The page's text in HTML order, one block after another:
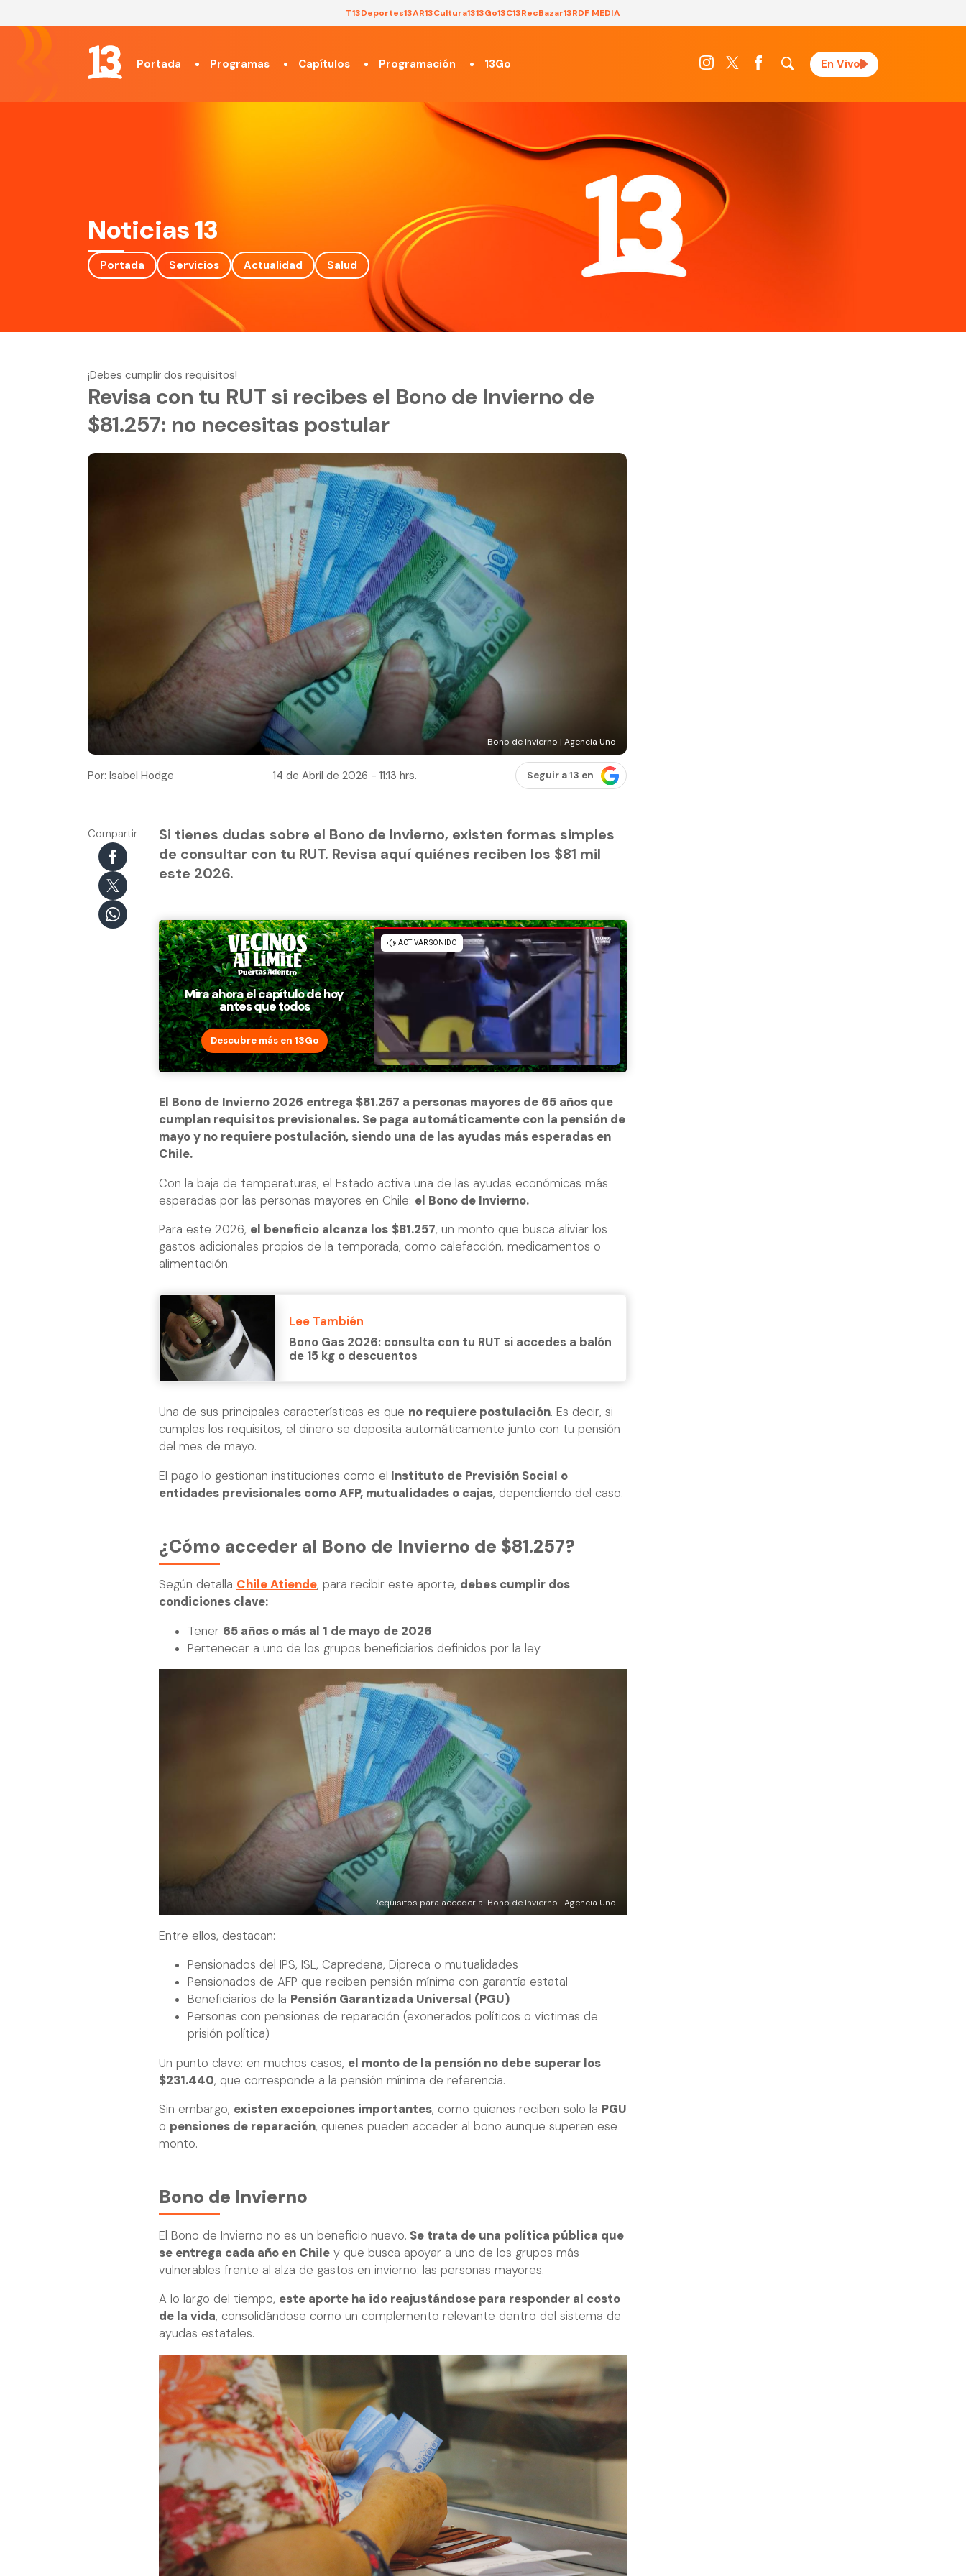
T13Deportes13AR13Cultura1313Go13C13RecBazar13RDF MEDIA
Portada Programas Capítulos Programación 13Go En Vivo
Noticias 13
Portada Servicios Actualidad Salud
¡Debes cumplir dos requisitos!
Revisa con tu RUT si recibes el Bono de Invierno de
$81.257: no necesitas postular
Bono de Invierno | Agencia Uno
Por: Isabel Hodge 14 de Abril de 2026 - 11:13 hrs. Seguir a 13 en
Compartir
Si tienes dudas sobre el Bono de Invierno, existen formas simples
de consultar con tu RUT. Revisa aquí quiénes reciben los $81 mil
este 2026.
Descubre más en 13Go
El Bono de Invierno 2026 entrega $81.257 a personas mayores de 65 años que
cumplan requisitos previsionales. Se paga automáticamente con la pensión de
mayo y no requiere postulación, siendo una de las ayudas más esperadas en
Chile.
Con la baja de temperaturas, el Estado activa una de las ayudas económicas más
esperadas por las personas mayores en Chile: el Bono de Invierno.
Para este 2026, el beneficio alcanza los $81.257, un monto que busca aliviar los
gastos adicionales propios de la temporada, como calefacción, medicamentos o
alimentación.
Lee También
Bono Gas 2026: consulta con tu RUT si accedes a balón
de 15 kg o descuentos
Una de sus principales características es que no requiere postulación. Es decir, si
cumples los requisitos, el dinero se deposita automáticamente junto con tu pensión
del mes de mayo.
El pago lo gestionan instituciones como el Instituto de Previsión Social o
entidades previsionales como AFP, mutualidades o cajas, dependiendo del caso.
¿Cómo acceder al Bono de Invierno de $81.257?
Según detalla Chile Atiende, para recibir este aporte, debes cumplir dos
condiciones clave:
Tener 65 años o más al 1 de mayo de 2026
Pertenecer a uno de los grupos beneficiarios definidos por la ley
Requisitos para acceder al Bono de Invierno | Agencia Uno
Entre ellos, destacan:
Pensionados del IPS, ISL, Capredena, Dipreca o mutualidades
Pensionados de AFP que reciben pensión mínima con garantía estatal
Beneficiarios de la Pensión Garantizada Universal (PGU)
Personas con pensiones de reparación (exonerados políticos o víctimas de
prisión política)
Un punto clave: en muchos casos, el monto de la pensión no debe superar los
$231.440, que corresponde a la pensión mínima de referencia.
Sin embargo, existen excepciones importantes, como quienes reciben solo la PGU
o pensiones de reparación, quienes pueden acceder al bono aunque superen ese
monto.
Bono de Invierno
El Bono de Invierno no es un beneficio nuevo. Se trata de una política pública que
se entrega cada año en Chile y que busca apoyar a uno de los grupos más
vulnerables frente al alza de gastos en invierno: las personas mayores.
A lo largo del tiempo, este aporte ha ido reajustándose para responder al costo
de la vida, consolidándose como un complemento relevante dentro del sistema de
ayudas estatales.